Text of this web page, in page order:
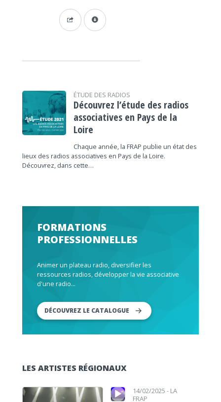
ÉTUDE DES RADIOS
Découvrez l’étude des radios
associatives en Pays de la
Loire
Chaque année, la FRAP publie un état des
lieux des radios associatives en Pays de la Loire.
Découvrez, dans cette…
FORMATIONS
PROFESSIONNELLES
Animer un plateau radio, diversifier les
ressources radios, développer la vie associative
d'une radio...
DÉCOUVREZ LE CATALOGUE
LES ARTISTES RÉGIONAUX
Lecteur audio
Lecteur audio 14/02/2025 - LA
FRAP